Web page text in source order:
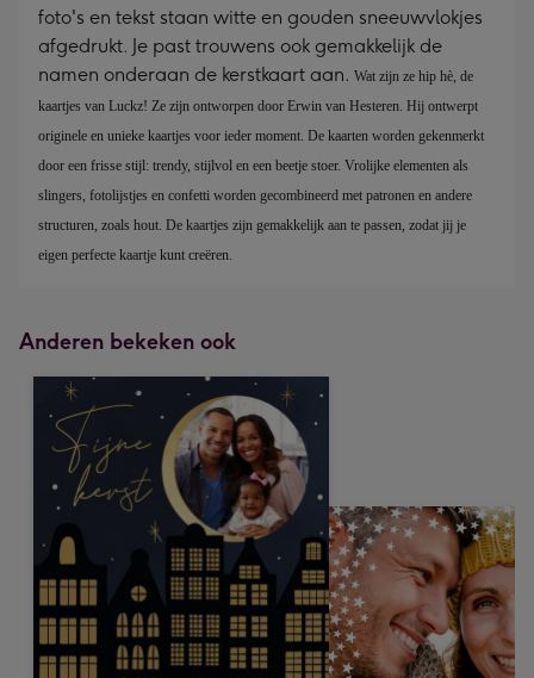
foto's en tekst staan witte en gouden sneeuwvlokjes
afgedrukt. Je past trouwens ook gemakkelijk de
namen onderaan de kerstkaart aan. Wat zijn ze hip hè, de
kaartjes van Luckz! Ze zijn ontworpen door Erwin van Hesteren. Hij ontwerpt
originele en unieke kaartjes voor ieder moment. De kaarten worden gekenmerkt
door een frisse stijl: trendy, stijlvol en een beetje stoer. Vrolijke elementen als
slingers, fotolijstjes en confetti worden gecombineerd met patronen en andere
structuren, zoals hout. De kaartjes zijn gemakkelijk aan te passen, zodat jij je
eigen perfecte kaartje kunt creëren.
Anderen bekeken ook